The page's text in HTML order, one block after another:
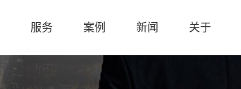
服务 案例 新闻 关于